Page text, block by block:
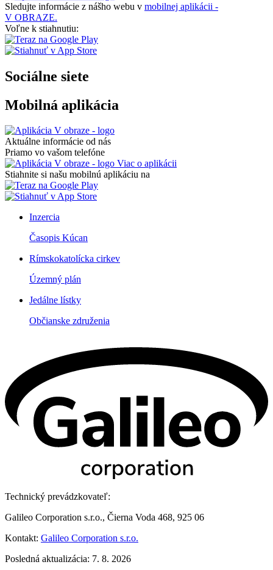
Sledujte informácie z nášho webu v mobilnej aplikácii -
V OBRAZE.
Voľne k stiahnutiu:
Sociálne siete
Mobilná aplikácia
Aktuálne informácie od nás
Priamo vo vašom telefóne
Viac o aplikácii
Stiahnite si našu mobilnú aplikáciu na
Inzercia
Časopis Kúcan
Rímskokatolícka cirkev
Územný plán
Jedálne lístky
Občianske združenia
Technický prevádzkovateľ:
Galileo Corporation s.r.o., Čierna Voda 468, 925 06
Kontakt: Galileo Corporation s.r.o.
Posledná aktualizácia: 7. 8. 2026